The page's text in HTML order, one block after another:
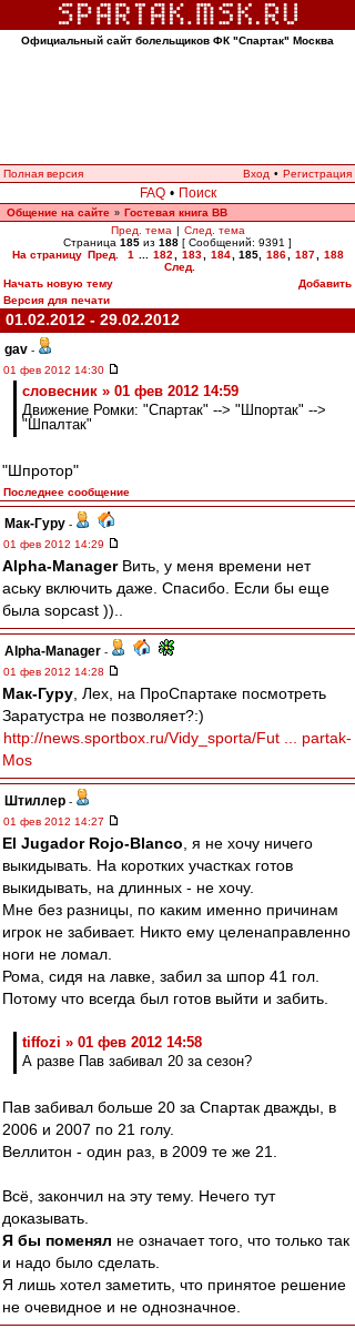
Официальный сайт болельщиков ФК "Спартак" Москва
Полная версия Вход • Регистрация
FAQ • Поиск
Общение на сайте » Гостевая книга ВВ
Пред. тема | След. тема
Страница 185 из 188 [ Сообщений: 9391 ]
На страницу Пред. 1 182 183 184 185, 186 187
188
След.
Начать новую тему
Добавить
Версия для печати
01.02.2012 - 29.02.2012
gav -
01 фев 2012 14:30
словесник » 01 фев 2012 14:59
Движение Ромки: "Спартак" --> "Шпортак" -->
"Шпалтак"
"Шпротор"
Последнее сообщение
Мак-Гуру -
01 фев 2012 14:29
Alpha-ManagerВить, у меня времени нет
аську включить даже. Спасибо. Если бы еще
была sopcast ))..
Alpha-Manager -
01 фев 2012 14:28
Мак-Гуру , Лех, на ПроСпартаке посмотреть
Заратустра не позволяет?:)
http://news.sportbox.ru/Vidy_sporta/Fut ... partak-
Mos
Штиллер -
01 фев 2012 14:27
El Jugador Rojo-Blanco , я не хочу ничего
выкидывать. На коротких участках готов
выкидывать, на длинных - не хочу.
Мне без разницы, по каким именно причинам
игрок не забивает. Никто ему целенаправленно
ноги не ломал.
Рома, сидя на лавке, забил за шпор 41 гол.
Потому что всегда был готов выйти и забить.
tiffozi » 01 фев 2012 14:58
А разве Пав забивал 20 за сезон?
Пав забивал больше 20 за Спартак дважды, в
2006 и 2007 по 21 голу.
Веллитон - один раз, в 2009 те же 21.
Всё, закончил на эту тему. Нечего тут
доказывать.
Я бы поменял не означает того, что только так
и надо было сделать.
Я лишь хотел заметить, что принятое решение
не очевидное и не однозначное.